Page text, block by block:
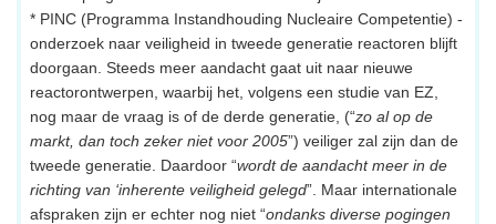
* PINC (Programma Instandhouding Nucleaire Competentie) -
onderzoek naar veiligheid in tweede generatie reactoren blijft
doorgaan. Steeds meer aandacht gaat uit naar nieuwe
reactorontwerpen, waarbij het, volgens een studie van EZ,
nog maar de vraag is of de derde generatie, (“zo al op de
markt, dan toch zeker niet voor 2005”) veiliger zal zijn dan de
tweede generatie. Daardoor “wordt de aandacht meer in de
richting van ‘inherente veiligheid gelegd”. Maar internationale
afspraken zijn er echter nog niet “ondanks diverse pogingen